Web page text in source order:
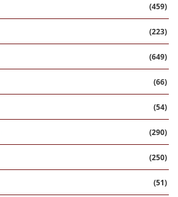
(459)
(223)
(649)
(66)
(54)
(290)
(250)
(51)